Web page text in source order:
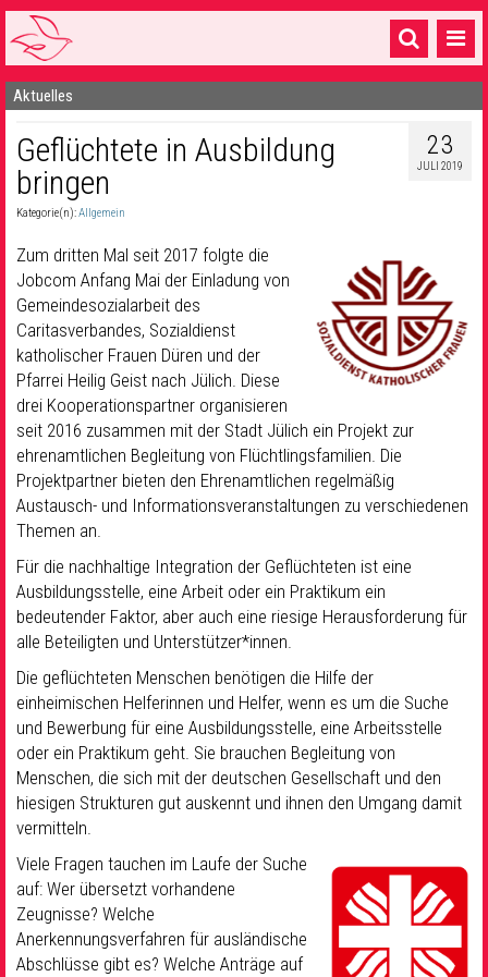
Startseite
1 Pfarrei
16 Gemeinden & mehr
Sakramente & Feste
Gemeinschaft & Soziales
Musik& Kultur
Seelsorge & Kontakt
Aktuelles
23
JULI 2019
Geflüchtete in Ausbildung
bringen
Kategorie(n):Allgemein
Zum dritten Mal seit 2017 folgte die
Jobcom Anfang Mai der Einladung von
Gemeindesozialarbeit des
Caritasverbandes, Sozialdienst
katholischer Frauen Düren und der
Pfarrei Heilig Geist nach Jülich. Diese
drei Kooperationspartner organisieren
seit 2016 zusammen mit der Stadt Jülich ein Projekt zur
ehrenamtlichen Begleitung von Flüchtlingsfamilien. Die
Projektpartner bieten den Ehrenamtlichen regelmäßig
Austausch- und Informationsveranstaltungen zu verschiedenen
Themen an.
Für die nachhaltige Integration der Geflüchteten ist eine
Ausbildungsstelle, eine Arbeit oder ein Praktikum ein
bedeutender Faktor, aber auch eine riesige Herausforderung für
alle Beteiligten und Unterstützer*innen.
Die geflüchteten Menschen benötigen die Hilfe der
einheimischen Helferinnen und Helfer, wenn es um die Suche
und Bewerbung für eine Ausbildungsstelle, eine Arbeitsstelle
oder ein Praktikum geht. Sie brauchen Begleitung von
Menschen, die sich mit der deutschen Gesellschaft und den
hiesigen Strukturen gut auskennt und ihnen den Umgang damit
vermitteln.
Viele Fragen tauchen im Laufe der Suche
auf: Wer übersetzt vorhandene
Zeugnisse? Welche
Anerkennungsverfahren für ausländische
Abschlüsse gibt es? Welche Anträge auf